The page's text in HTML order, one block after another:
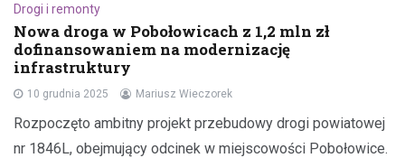
Drogi i remonty
Nowa droga w Pobołowicach z 1,2 mln zł
dofinansowaniem na modernizację
infrastruktury
10 grudnia 2025 Mariusz Wieczorek
Rozpoczęto ambitny projekt przebudowy drogi powiatowej
nr 1846L, obejmujący odcinek w miejscowości Pobołowice.